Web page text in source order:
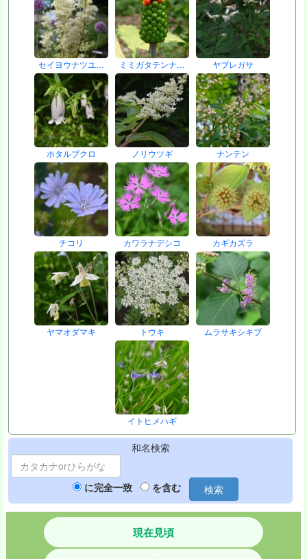
セイヨウナツユ… ミミガタテンナ… ヤブレガサ
ホタルブクロ ノリウツギ ナンテン
チコリ カワラナデシコ カギカズラ
ヤマオダマキ トウキ ムラサキシキブ
イトヒメハギ
和名検索
に完全一致 を含む 検索
現在見頃